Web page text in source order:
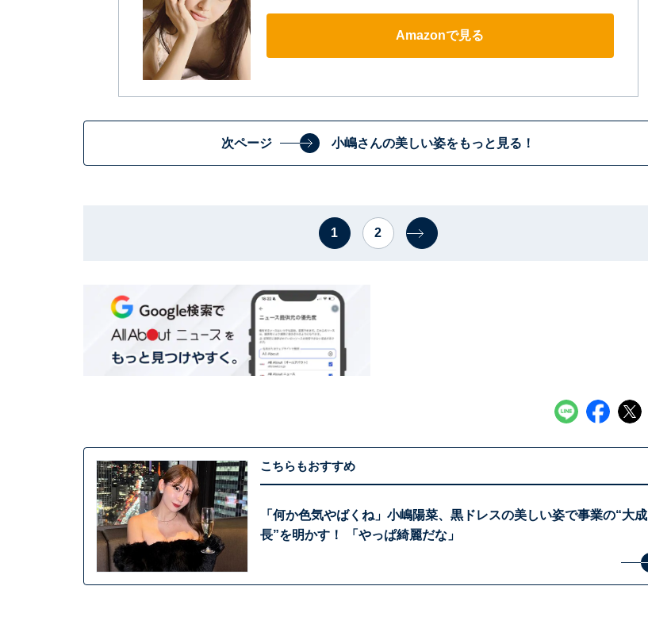
Amazonで見る
次ページ 小嶋さんの美しい姿をもっと見る！
1 2
こちらもおすすめ
「何か色気やばくね」小嶋陽菜、黒ドレスの美しい姿で事業の“大成
長”を明かす！ 「やっぱ綺麗だな」